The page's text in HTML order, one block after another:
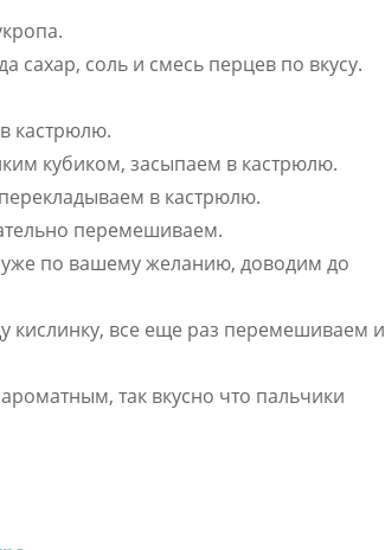
соль и смесь перцев по вкусу.
кастрюлю.
кубиком, засыпаем в кастрюлю.
в кастрюлю.
перемешиваем.
по вашему желанию, доводим до
кислинку, все еще раз перемешиваем и
так вкусно что пальчики